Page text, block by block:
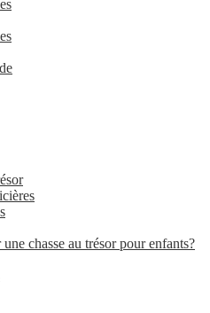
chasse au trésor pour enfants?